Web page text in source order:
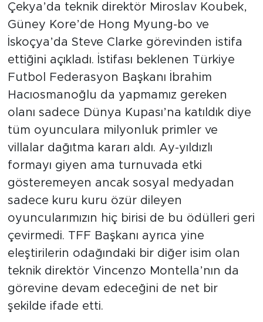
Çekya’da teknik direktör Miroslav Koubek,
Güney Kore’de Hong Myung-bo ve
İskoçya’da Steve Clarke görevinden istifa
ettiğini açıkladı. İstifası beklenen Türkiye
Futbol Federasyon Başkanı İbrahim
Hacıosmanoğlu da yapmamız gereken
olanı sadece Dünya Kupası’na katıldık diye
tüm oyunculara milyonluk primler ve
villalar dağıtma kararı aldı. Ay-yıldızlı
formayı giyen ama turnuvada etki
gösteremeyen ancak sosyal medyadan
sadece kuru kuru özür dileyen
oyuncularımızın hiç birisi de bu ödülleri geri
çevirmedi. TFF Başkanı ayrıca yine
eleştirilerin odağındaki bir diğer isim olan
teknik direktör Vincenzo Montella’nın da
görevine devam edeceğini de net bir
şekilde ifade etti.